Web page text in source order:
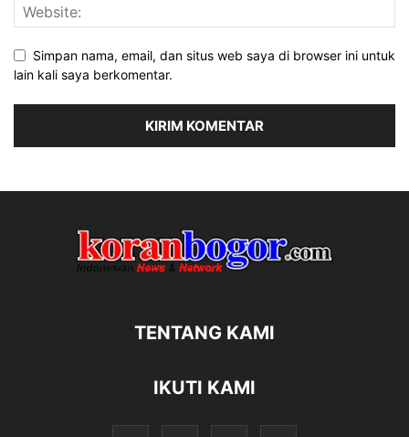
Simpan nama, email, dan situs web saya di browser ini untuk
lain kali saya berkomentar.
TENTANG KAMI
IKUTI KAMI